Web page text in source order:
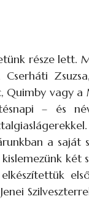
része lett.
Quimby vagy a
– és
a saját
két